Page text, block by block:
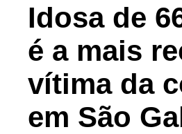
Idosa de
é a mais
vítima da
em São